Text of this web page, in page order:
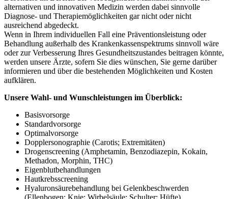
alternativen und innovativen Medizin werden dabei sinnvolle
Diagnose- und Therapiemöglichkeiten gar nicht oder nicht
ausreichend abgedeckt.
Wenn in Ihrem individuellen Fall eine Präventionsleistung oder
Behandlung außerhalb des Krankenkassenspektrums sinnvoll wäre
oder zur Verbesserung Ihres Gesundheitszustandes beitragen könnte,
werden unsere Ärzte, sofern Sie dies wünschen, Sie gerne darüber
informieren und über die bestehenden Möglichkeiten und Kosten
aufklären.
Unsere Wahl- und Wunschleistungen im Überblick:
Basisvorsorge
Standardvorsorge
Optimalvorsorge
Dopplersonographie (Carotis; Extremitäten)
Drogenscreening (Amphetamin, Benzodiazepin, Kokain,
Methadon, Morphin, THC)
Eigenblutbehandlungen
Hautkrebsscreening
Hyaluronsäurebehandlung bei Gelenkbeschwerden